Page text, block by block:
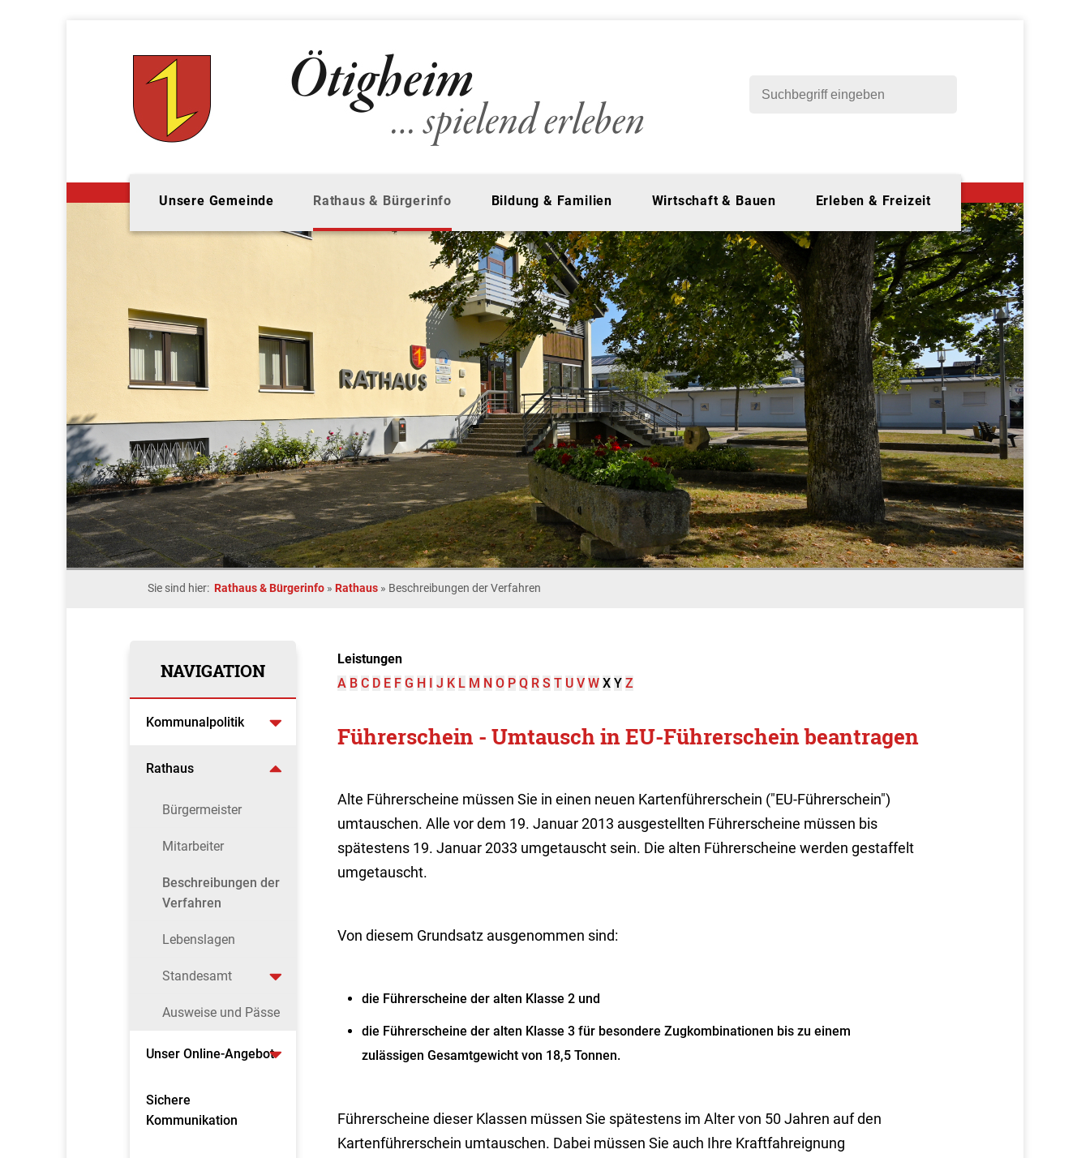
Unsere Gemeinde Rathaus & Bürgerinfo Bildung & Familien Wirtschaft & Bauen Erleben & Freizeit
Sie sind hier: Rathaus & Bürgerinfo » Rathaus » Beschreibungen der Verfahren
NAVIGATION
Kommunalpolitik
Rathaus
Bürgermeister
Mitarbeiter
Beschreibungen der
Verfahren
Lebenslagen
Standesamt
Ausweise und Pässe
Unser Online-Angebot
Sichere
Kommunikation
Leistungen
A B C D E F G H I J K L M N O P Q R S T U V W X Y Z
Führerschein - Umtausch in EU-Führerschein beantragen
Alte Führerscheine müssen Sie in einen neuen Kartenführerschein ("EU-Führerschein")
umtauschen. Alle vor dem 19. Januar 2013 ausgestellten Führerscheine müssen bis
spätestens 19. Januar 2033 umgetauscht sein. Die alten Führerscheine werden gestaffelt
umgetauscht.
Von diesem Grundsatz ausgenommen sind:
die Führerscheine der alten Klasse 2 und
die Führerscheine der alten Klasse 3 für besondere Zugkombinationen bis zu einem
zulässigen Gesamtgewicht von 18,5 Tonnen.
Führerscheine dieser Klassen müssen Sie spätestens im Alter von 50 Jahren auf den
Kartenführerschein umtauschen. Dabei müssen Sie auch Ihre Kraftfahreignung